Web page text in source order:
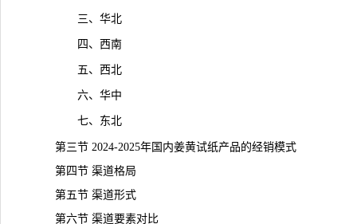
三、华北
四、西南
五、西北
六、华中
七、东北
第三节 2024-2025年国内姜黄试纸产品的经销模式
第四节 渠道格局
第五节 渠道形式
第六节 渠道要素对比